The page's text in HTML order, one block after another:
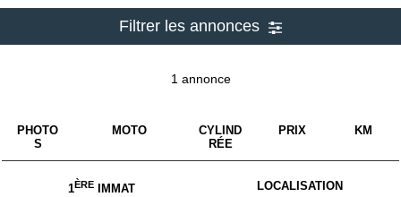
Filtrer les annonces
1 annonce
PHOTO
S
MOTO
CYLIND
RÉE
PRIX KM
1ÈREIMMAT LOCALISATION